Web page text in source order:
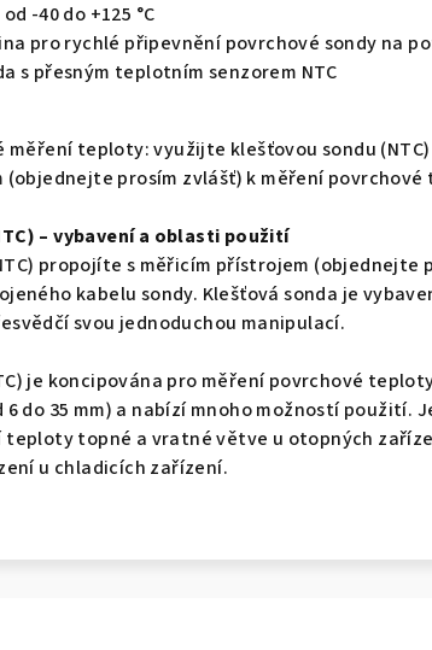
-40 do +125 °C
pro rychlé připevnění povrchové sondy na
s přesným teplotním senzorem NTC
měření teploty: využijte klešťovou sondu
prosím zvlášť) k měření
– vybavení a oblasti použití
propojíte s měřicím přístrojem (objednejte
kabelu sondy. Klešťová sonda je
svou jednoduchou manipulací.
je koncipována pro měření povrchové
do 35 mm) a nabízí mnoho možností použití.
teploty topné a vratné větve u otopných
u chladicích zařízení.